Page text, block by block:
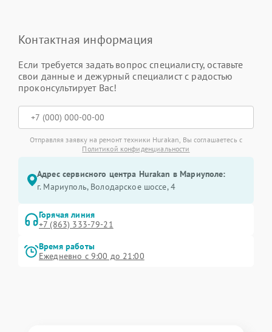
Контактная информация
Если требуется задать вопрос специалисту, оставьте
свои данные и дежурный специалист с радостью
проконсультирует Вас!
Отправляя заявку на ремонт техники Hurakan, Вы соглашаетесь с
Политикой конфиденциальности
Адрес сервисного центра Hurakan в Мариуполе:
г. Мариуполь, Володарское шоссе, 4
Горячая линия
+7 (863) 333-79-21
Время работы
Ежедневно с 9:00 до 21:00